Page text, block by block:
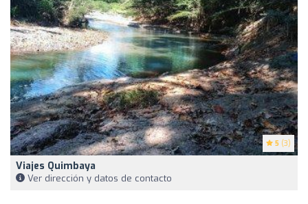
5 (3)
Viajes Quimbaya
Ver dirección y datos de contacto